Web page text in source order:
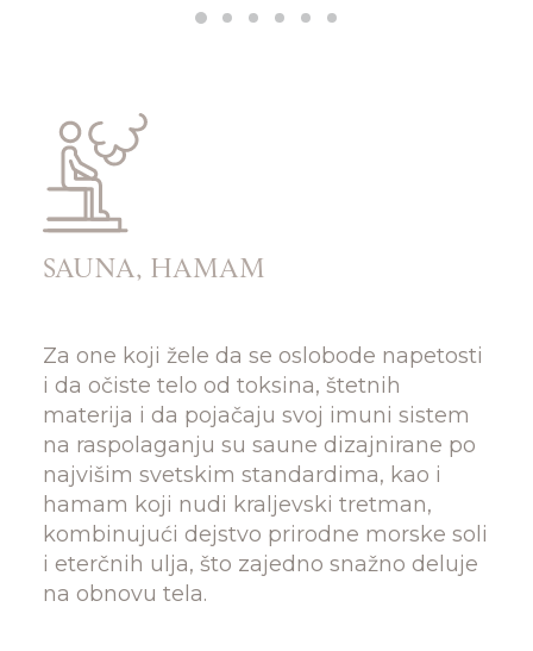
SAUNA, HAMAM
Za one koji žele da se oslobode napetosti
i da očiste telo od toksina, štetnih
materija i da pojačaju svoj imuni sistem
na raspolaganju su saune dizajnirane po
najvišim svetskim standardima, kao i
hamam koji nudi kraljevski tretman,
kombinujući dejstvo prirodne morske soli
i eterčnih ulja, što zajedno snažno deluje
na obnovu tela.